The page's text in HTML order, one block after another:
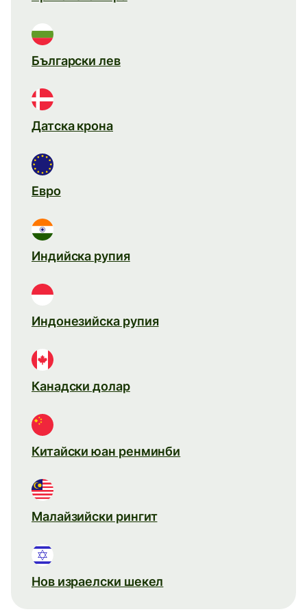
Български лев
Датска крона
Евро
Индийска рупия
Индонезийска рупия
Канадски долар
Китайски юан ренминби
Малайзийски рингит
Нов израелски шекел